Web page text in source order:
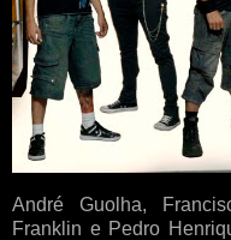
André Guolha,
Franklin e Pedro